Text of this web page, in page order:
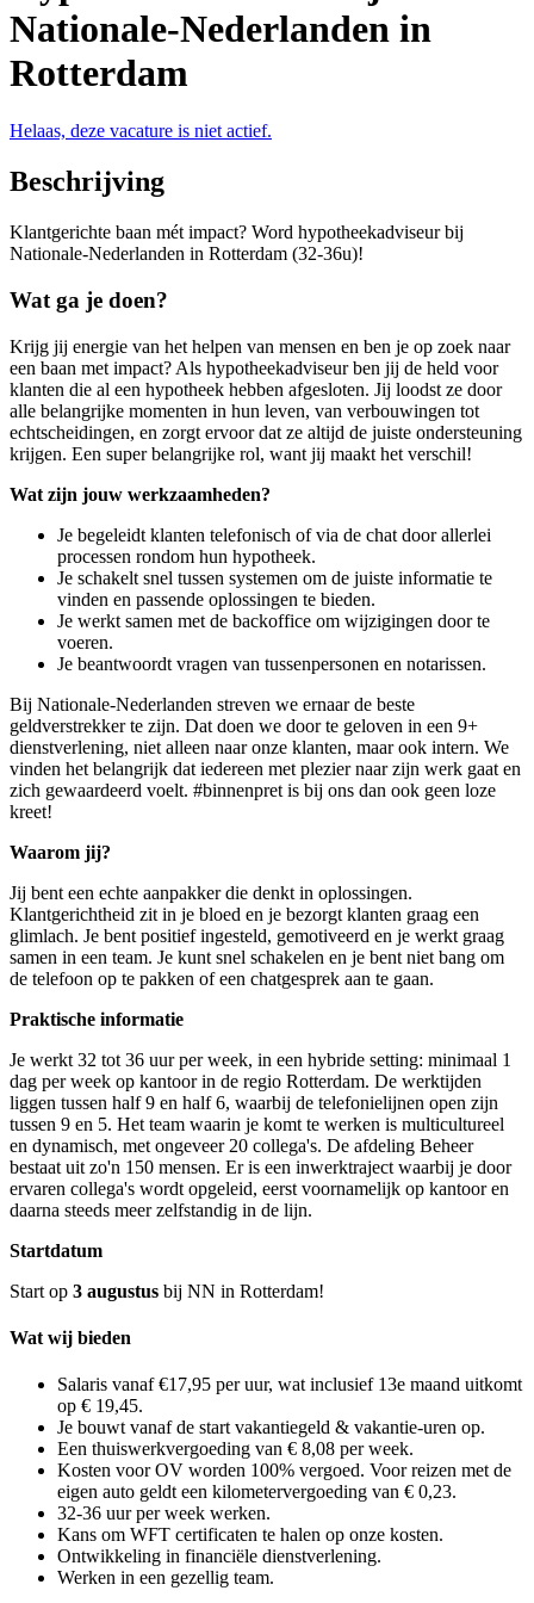
Nationale-Nederlanden in
Rotterdam
Helaas, deze vacature is niet actief.
Beschrijving
Klantgerichte baan mét impact? Word hypotheekadviseur bij
Nationale-Nederlanden in Rotterdam (32-36u)!
Wat ga je doen?
Krijg jij energie van het helpen van mensen en ben je op zoek naar
een baan met impact? Als hypotheekadviseur ben jij de held voor
klanten die al een hypotheek hebben afgesloten. Jij loodst ze door
alle belangrijke momenten in hun leven, van verbouwingen tot
echtscheidingen, en zorgt ervoor dat ze altijd de juiste ondersteuning
krijgen. Een super belangrijke rol, want jij maakt het verschil!
Wat zijn jouw werkzaamheden?
Je begeleidt klanten telefonisch of via de chat door allerlei
processen rondom hun hypotheek.
Je schakelt snel tussen systemen om de juiste informatie te
vinden en passende oplossingen te bieden.
Je werkt samen met de backoffice om wijzigingen door te
voeren.
Je beantwoordt vragen van tussenpersonen en notarissen.
Bij Nationale-Nederlanden streven we ernaar de beste
geldverstrekker te zijn. Dat doen we door te geloven in een 9+
dienstverlening, niet alleen naar onze klanten, maar ook intern. We
vinden het belangrijk dat iedereen met plezier naar zijn werk gaat en
zich gewaardeerd voelt. #binnenpret is bij ons dan ook geen loze
kreet!
Waarom jij?
Jij bent een echte aanpakker die denkt in oplossingen.
Klantgerichtheid zit in je bloed en je bezorgt klanten graag een
glimlach. Je bent positief ingesteld, gemotiveerd en je werkt graag
samen in een team. Je kunt snel schakelen en je bent niet bang om
de telefoon op te pakken of een chatgesprek aan te gaan.
Praktische informatie
Je werkt 32 tot 36 uur per week, in een hybride setting: minimaal 1
dag per week op kantoor in de regio Rotterdam. De werktijden
liggen tussen half 9 en half 6, waarbij de telefonielijnen open zijn
tussen 9 en 5. Het team waarin je komt te werken is multicultureel
en dynamisch, met ongeveer 20 collega's. De afdeling Beheer
bestaat uit zo'n 150 mensen. Er is een inwerktraject waarbij je door
ervaren collega's wordt opgeleid, eerst voornamelijk op kantoor en
daarna steeds meer zelfstandig in de lijn.
Startdatum
Start op 3 augustus bij NN in Rotterdam!
Wat wij bieden
Salaris vanaf €17,95 per uur, wat inclusief 13e maand uitkomt
op € 19,45.
Je bouwt vanaf de start vakantiegeld & vakantie-uren op.
Een thuiswerkvergoeding van € 8,08 per week.
Kosten voor OV worden 100% vergoed. Voor reizen met de
eigen auto geldt een kilometervergoeding van € 0,23.
32-36 uur per week werken.
Kans om WFT certificaten te halen op onze kosten.
Ontwikkeling in financiële dienstverlening.
Werken in een gezellig team.